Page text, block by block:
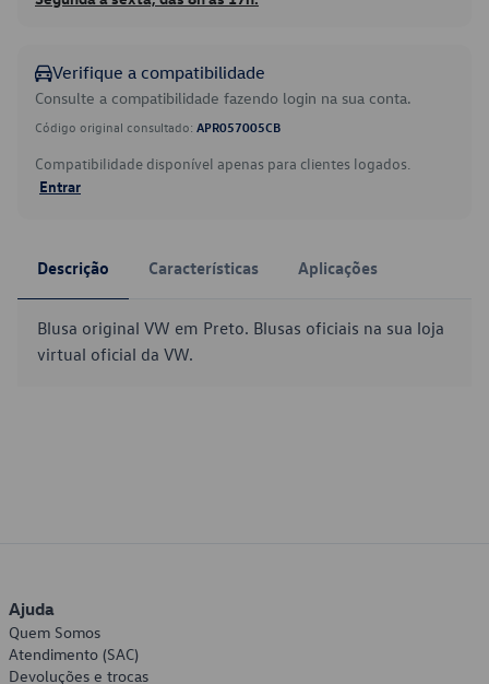
Verifique a compatibilidade
Consulte a compatibilidade fazendo login na sua conta.
Código original consultado: APR057005CB
Compatibilidade disponível apenas para clientes logados.
Entrar
Descrição Características Aplicações
Blusa original VW em Preto. Blusas oficiais na sua loja
virtual oficial da VW.
Ajuda
Quem Somos
Atendimento (SAC)
Devoluções e trocas